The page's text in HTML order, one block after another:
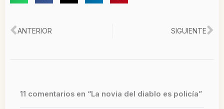
Ant
ANTERIOR SIGUIENTE
11 comentarios en “La novia del diablo es policía”